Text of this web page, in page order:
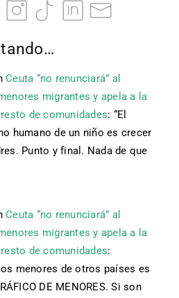
Ceuta “no renunciará” al
migrantes y apela a la
de comunidades: “El
humano de un niño es crecer
Punto y final. Nada de que
Ceuta “no renunciará” al
migrantes y apela a la
de comunidades:
menores de otros países es
DE MENORES. Si son